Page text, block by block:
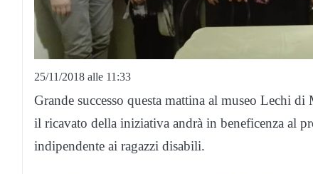
25/11/2018 alle 11:33
Grande successo questa mattina al museo Lechi
il ricavato della iniziativa andrà in beneficenza al
indipendente ai ragazzi disabili.